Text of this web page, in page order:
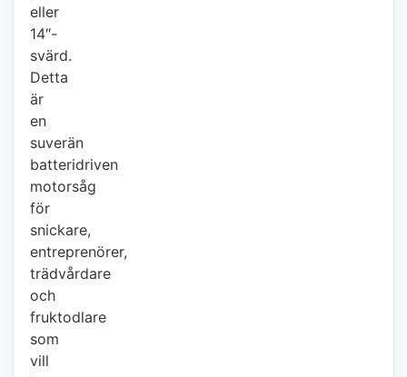
eller
14″-
svärd.
Detta
är
en
suverän
batteridriven
motorsåg
för
snickare,
entreprenörer,
trädvårdare
och
fruktodlare
som
vill